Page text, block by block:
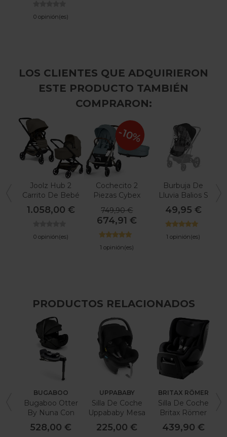
0 opinión(es)
LOS CLIENTES QUE ADQUIRIERON
ESTE PRODUCTO TAMBIÉN
COMPRARON:
Joolz Hub 2
Carrito De Bebé
1.058,00 €
0 opinión(es)
Cochecito 2
Piezas Cybex
749,90 €
674,91 €
1 opinión(es)
-10%
Burbuja De
Lluvia Balios S
De Cybex
49,95 €
1 opinión(es)
PRODUCTOS RELACIONADOS
BUGABOO
Bugaboo Otter
By Nuna Con
Base 360
528,00 €
UPPABABY
Silla De Coche
Uppababy Mesa
I-Size
225,00 €
BRITAX RÖMER
Silla De Coche
Britax Römer
Dualfix Pro M
Style
439,90 €